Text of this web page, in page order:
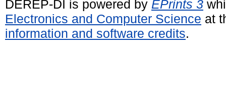
DEREP-DI is powered by EPrints 3
Electronics and Computer Science at
information and software credits.